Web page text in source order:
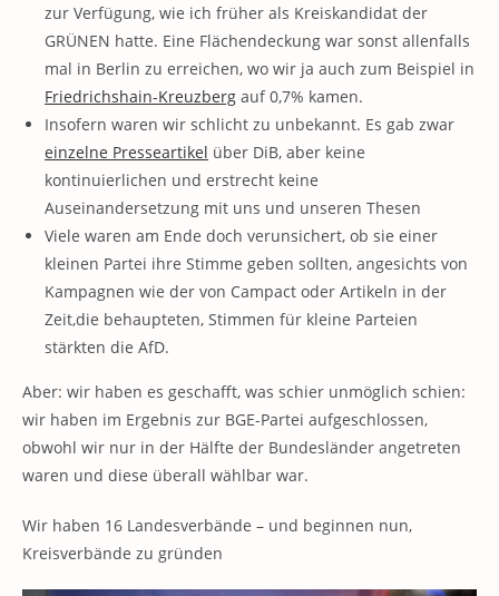
zur Verfügung, wie ich früher als Kreiskandidat der
GRÜNEN hatte. Eine Flächendeckung war sonst allenfalls
mal in Berlin zu erreichen, wo wir ja auch zum Beispiel in
Friedrichshain-Kreuzberg auf 0,7% kamen.
Insofern waren wir schlicht zu unbekannt. Es gab zwar
einzelne Presseartikel über DiB, aber keine
kontinuierlichen und erstrecht keine
Auseinandersetzung mit uns und unseren Thesen
Viele waren am Ende doch verunsichert, ob sie einer
kleinen Partei ihre Stimme geben sollten, angesichts von
Kampagnen wie der von Campact oder Artikeln in der
Zeit,die behaupteten, Stimmen für kleine Parteien
stärkten die AfD.
Aber: wir haben es geschafft, was schier unmöglich schien:
wir haben im Ergebnis zur BGE-Partei aufgeschlossen,
obwohl wir nur in der Hälfte der Bundesländer angetreten
waren und diese überall wählbar war.
Wir haben 16 Landesverbände – und beginnen nun,
Kreisverbände zu gründen